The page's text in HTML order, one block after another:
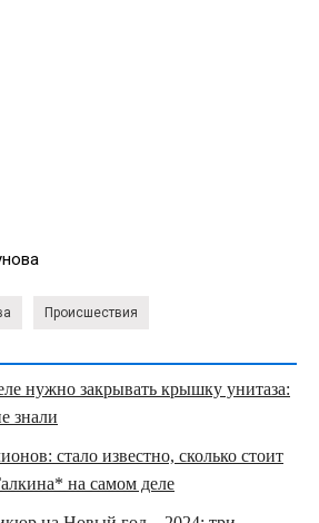
Происшествия
нужно закрывать крышку унитаза:
знали
стало известно, сколько стоит
на самом деле